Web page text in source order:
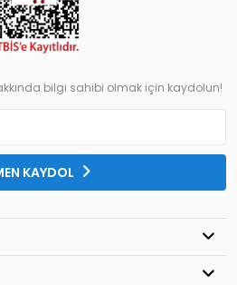
bilgi sahibi olmak için kaydolun!
KAYDOL